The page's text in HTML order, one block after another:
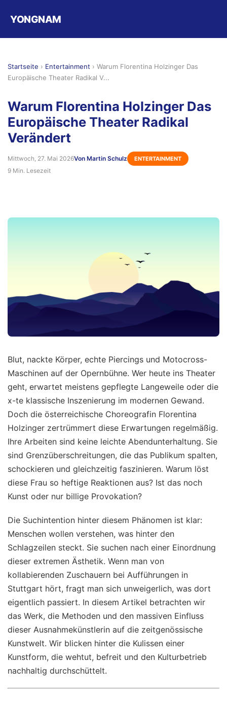
YONGNAM
Startseite › Entertainment › Warum Florentina Holzinger Das
Europäische Theater Radikal V...
Warum Florentina Holzinger Das
Europäische Theater Radikal
Verändert
Mittwoch, 27. Mai 2026Von Martin Schulz ENTERTAINMENT
9 Min. Lesezeit
Blut, nackte Körper, echte Piercings und Motocross-
Maschinen auf der Opernbühne. Wer heute ins Theater
geht, erwartet meistens gepflegte Langeweile oder die
x-te klassische Inszenierung im modernen Gewand.
Doch die österreichische Choreografin Florentina
Holzinger zertrümmert diese Erwartungen regelmäßig.
Ihre Arbeiten sind keine leichte Abendunterhaltung. Sie
sind Grenzüberschreitungen, die das Publikum spalten,
schockieren und gleichzeitig faszinieren. Warum löst
diese Frau so heftige Reaktionen aus? Ist das noch
Kunst oder nur billige Provokation?
Die Suchintention hinter diesem Phänomen ist klar:
Menschen wollen verstehen, was hinter den
Schlagzeilen steckt. Sie suchen nach einer Einordnung
dieser extremen Ästhetik. Wenn man von
kollabierenden Zuschauern bei Aufführungen in
Stuttgart hört, fragt man sich unweigerlich, was dort
eigentlich passiert. In diesem Artikel betrachten wir
das Werk, die Methoden und den massiven Einfluss
dieser Ausnahmekünstlerin auf die zeitgenössische
Kunstwelt. Wir blicken hinter die Kulissen einer
Kunstform, die wehtut, befreit und den Kulturbetrieb
nachhaltig durchschüttelt.